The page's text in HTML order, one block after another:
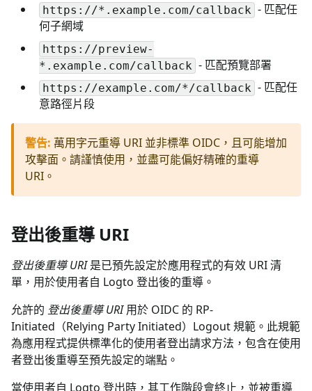
https://*.example.com/callback - 匹配任
何子網域
https://preview-
*.example.com/callback - 匹配預覽部署
https://example.com/*/callback - 匹配任
意路徑片段
警告: 萬用字元重導 URI 並非標準 OIDC，且可能增加
攻擊面。請謹慎使用，並盡可能偏好精確的重導
URI。
登出後重導 URI
登出後重導 URI是已預先設定於應用程式的有效 URI 清
單，用於使用者自 Logto 登出後的重導。
允許的 登出後重導 URI用於 OIDC 的 RP-
Initiated（Relying Party Initiated）Logout 規範。此規範
為應用程式提供標準化的使用者登出請求方法，包含在使用
者登出後重導至預先設定的端點。
當使用者自 Logto 登出時，其工作階段會終止，並被重導